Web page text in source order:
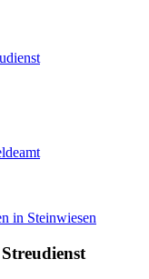
in Steinwiesen